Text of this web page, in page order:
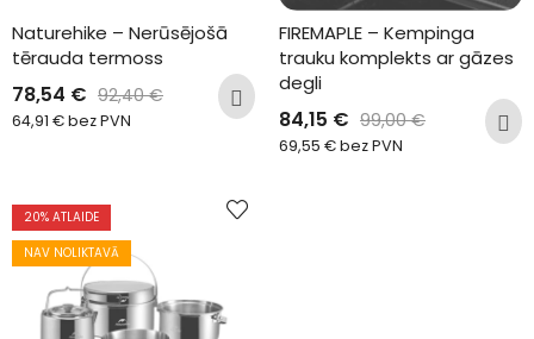
Naturehike – Nerūsējošā
tērauda termoss
78,54 € 92,40€
64,91 €bez PVN
FIREMAPLE – Kempinga
trauku komplekts ar gāzes
degli
84,15 € 99,00€
69,55 €bez PVN
20% ATLAIDE
NAV NOLIKTAVĀ